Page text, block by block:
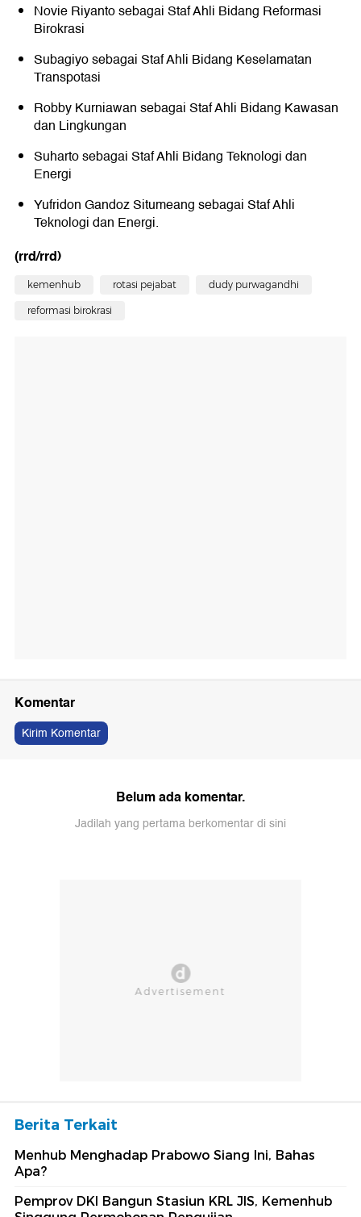
Novie Riyanto sebagai Staf Ahli Bidang Reformasi
Birokrasi
Subagiyo sebagai Staf Ahli Bidang Keselamatan
Transpotasi
Robby Kurniawan sebagai Staf Ahli Bidang Kawasan
dan Lingkungan
Suharto sebagai Staf Ahli Bidang Teknologi dan
Energi
Yufridon Gandoz Situmeang sebagai Staf Ahli
Teknologi dan Energi.
(rrd/rrd)
kemenhub rotasi pejabat dudy purwagandhi
reformasi birokrasi
Komentar
Kirim Komentar
Belum ada komentar.
Jadilah yang pertama berkomentar di sini
Berita Terkait
Menhub Menghadap Prabowo Siang Ini, Bahas
Apa?
Pemprov DKI Bangun Stasiun KRL JIS, Kemenhub